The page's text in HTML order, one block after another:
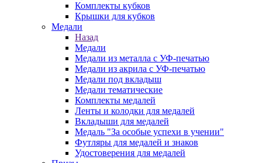
Комплекты кубков
Крышки для кубков
Медали
Назад
Медали
Медали из металла с УФ-печатью
Медали из акрила с УФ-печатью
Медали под вкладыш
Медали тематические
Комплекты медалей
Ленты и колодки для медалей
Вкладыши для медалей
Медаль "За особые успехи в учении"
Футляры для медалей и знаков
Удостоверения для медалей